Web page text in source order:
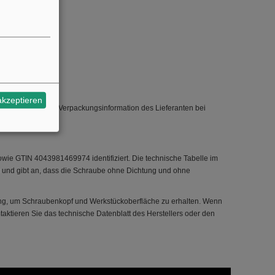
die aktuelle Verpackungsinformation des Lieferanten bei
GTIN 4043981469974 identifiziert. Die technische Tabelle im
gibt an, dass die Schraube ohne Dichtung und ohne
um Schraubenkopf und Werkstückoberfläche zu erhalten. Wenn
Sie das technische Datenblatt des Herstellers oder den